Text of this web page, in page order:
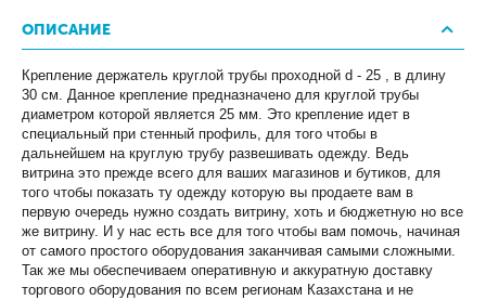
ОПИСАНИЕ
Крепление держатель круглой трубы проходной d - 25 , в длину
30 см. Данное крепление предназначено для круглой трубы
диаметром которой является 25 мм. Это крепление идет в
специальный при стенный профиль, для того чтобы в
дальнейшем на круглую трубу развешивать одежду. Ведь
витрина это прежде всего для ваших магазинов и бутиков, для
того чтобы показать ту одежду которую вы продаете вам в
первую очередь нужно создать витрину, хоть и бюджетную но все
же витрину. И у нас есть все для того чтобы вам помочь, начиная
от самого простого оборудования заканчивая самыми сложными.
Так же мы обеспечиваем оперативную и аккуратную доставку
торгового оборудования по всем регионам Казахстана и не